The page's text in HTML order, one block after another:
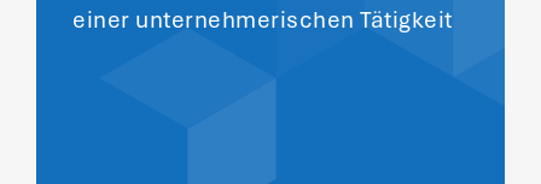
einer unternehmerischen Tätigkeit